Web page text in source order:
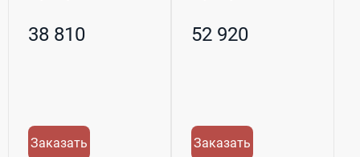
38 810
Заказать
52 920
Заказать